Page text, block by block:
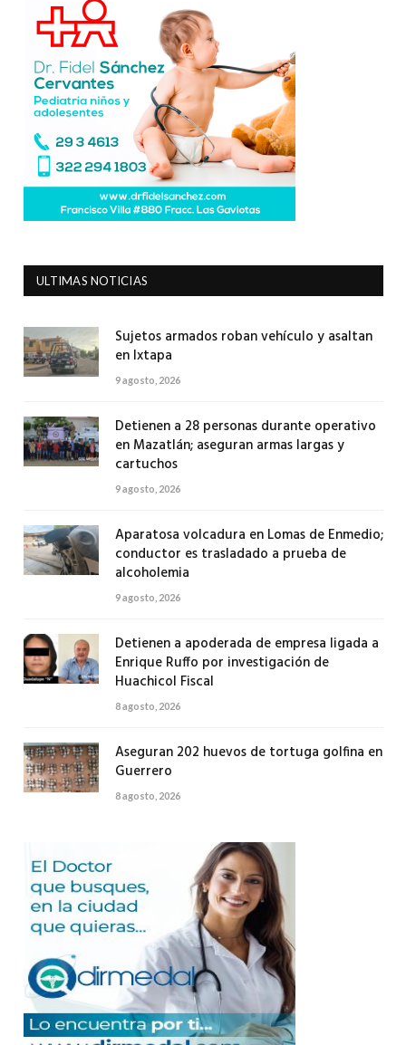
ULTIMAS NOTICIAS
Sujetos armados roban vehículo y asaltan
en Ixtapa
9 agosto, 2026
Detienen a 28 personas durante operativo
en Mazatlán; aseguran armas largas y
cartuchos
9 agosto, 2026
Aparatosa volcadura en Lomas de Enmedio;
conductor es trasladado a prueba de
alcoholemia
9 agosto, 2026
Detienen a apoderada de empresa ligada a
Enrique Ruffo por investigación de
Huachicol Fiscal
8 agosto, 2026
Aseguran 202 huevos de tortuga golfina en
Guerrero
8 agosto, 2026